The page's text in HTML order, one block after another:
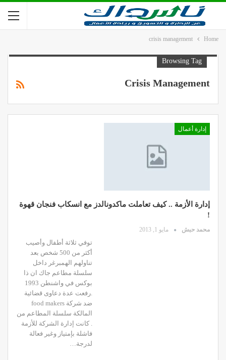
Home
crisis management
Browsing Tag
Crisis Management
إدارة أعمال
إدارة الأزمة .. كيف تعاملت ماكدونالدز مع انسكاب فنجان قهوة
!
محمد حبش مايو 1, 2013
توفي ثلاثة أطفال وأصيب
أكثر من 500 شخص بعد
تناولهم الهمبرغر داخل
سلسلة مطاعم جاك ان ذا
بوكس في واشنطن 1993
.رفعت عدة دعاوى قضائية
ضد شركة food makers
المالكة سلسلة المطاعم من
. كانت إدارة الشركة للأزمة
فاشلة بإمتياز وغير فعالة
لدرجة…